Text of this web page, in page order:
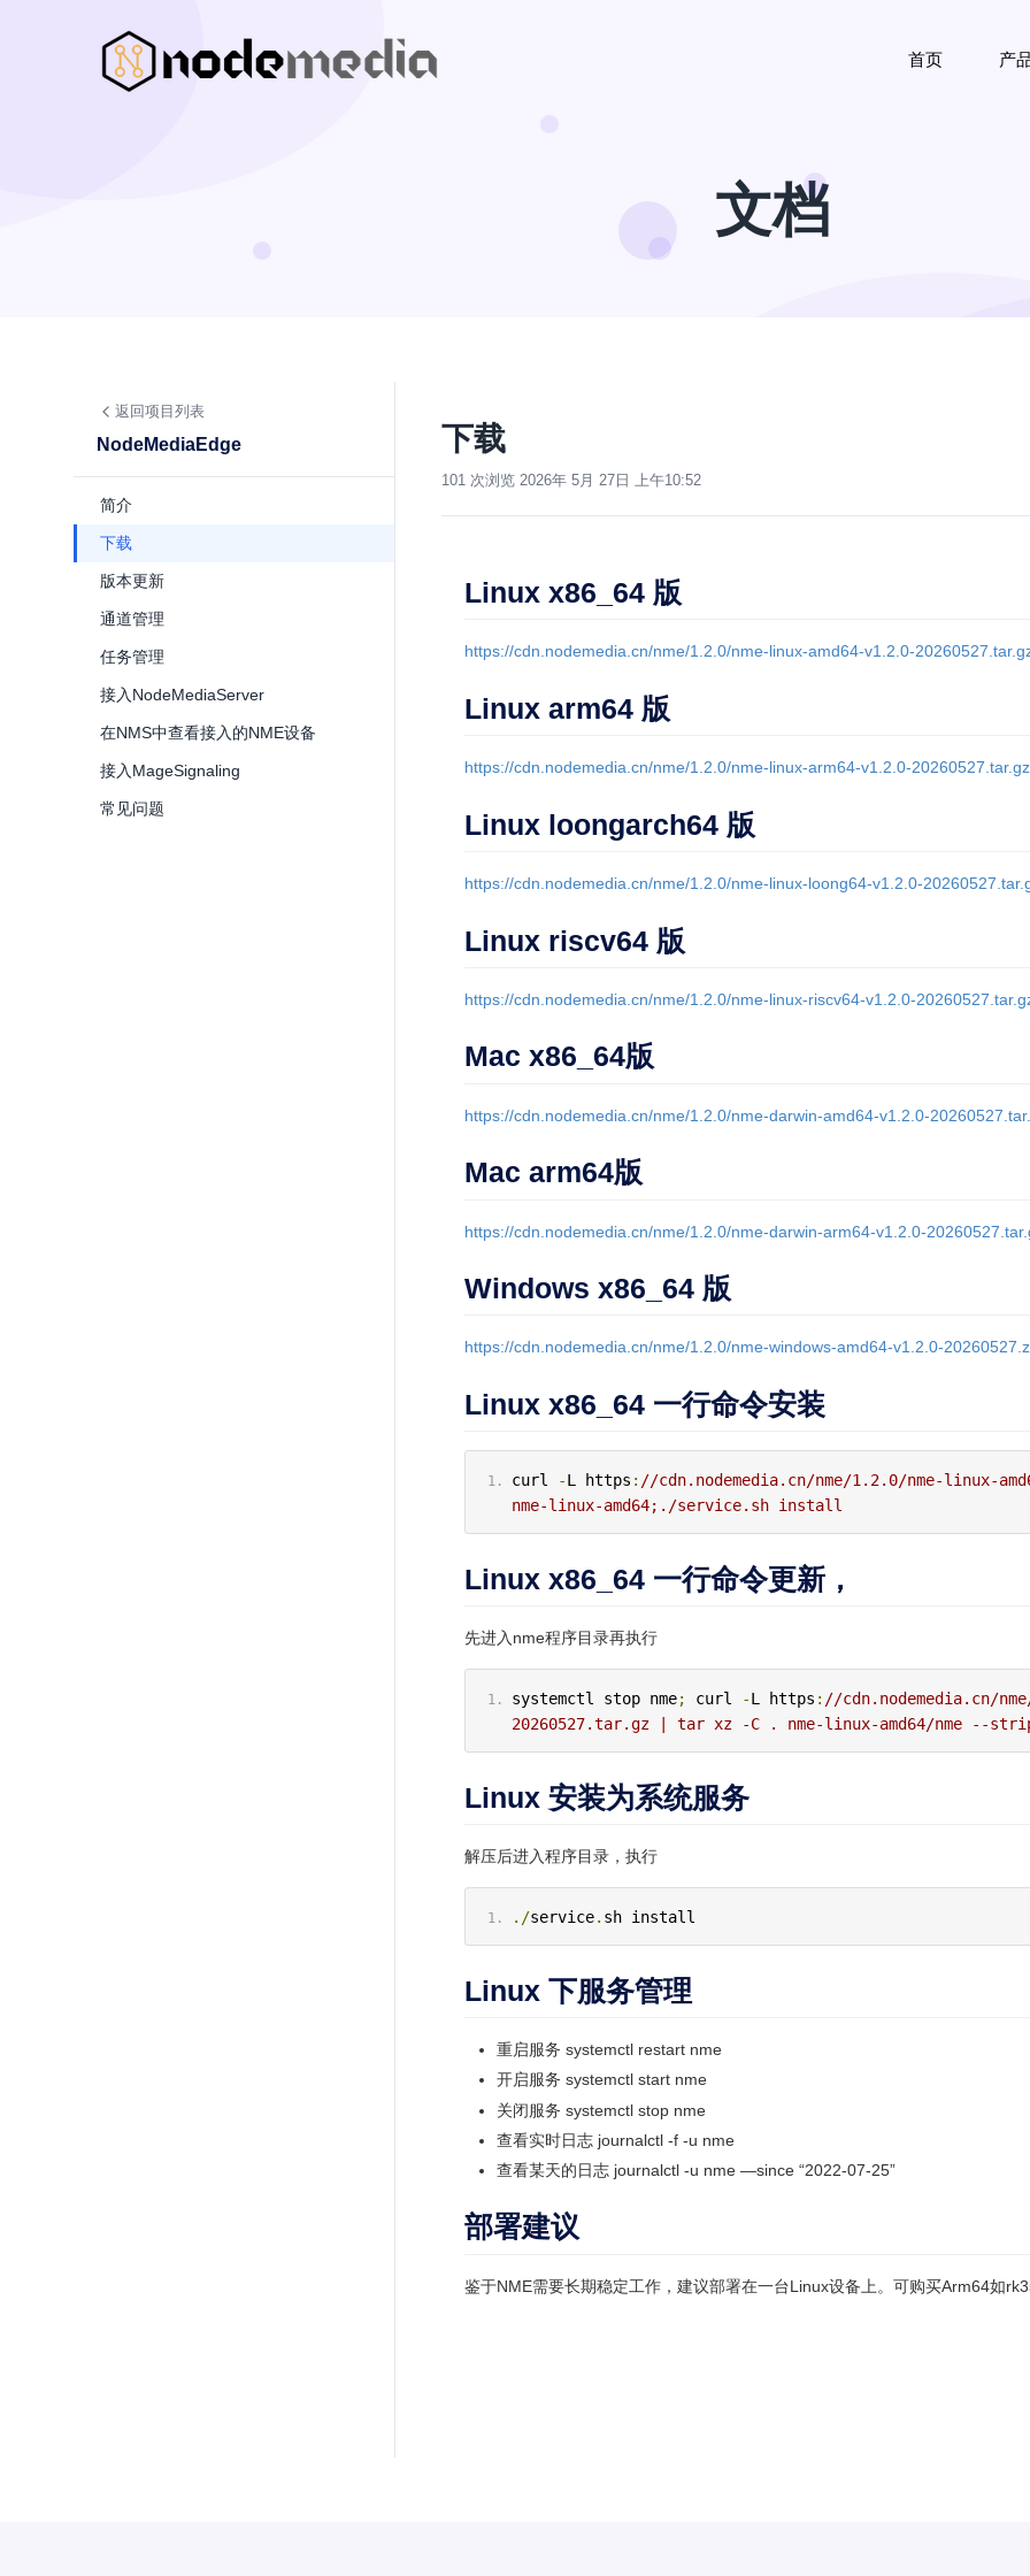
首页 产
文档
返回项目列表
NodeMediaEdge
简介
下载
版本更新
通道管理
任务管理
接入NodeMediaServer
在NMS中查看接入的NME设备
接入MageSignaling
常见问题
下载
101 次浏览 2026年 5月 27日 上午10:52
Linux x86_64 版
https://cdn.nodemedia.cn/nme/1.2.0/nme-linux-amd64-v1.2.0-
Linux arm64 版
https://cdn.nodemedia.cn/nme/1.2.0/nme-linux-arm64-v1.2.0-20260527.tar.gz
Linux loongarch64 版
https://cdn.nodemedia.cn/nme/1.2.0/nme-linux-loong64-v1.2.0-
Linux riscv64 版
https://cdn.nodemedia.cn/nme/1.2.0/nme-linux-riscv64-v1.2.0-
Mac x86_64版
https://cdn.nodemedia.cn/nme/1.2.0/nme-darwin-amd64-v1.2.0-
Mac arm64版
https://cdn.nodemedia.cn/nme/1.2.0/nme-darwin-arm64-v1.2.0-
Windows x86_64 版
https://cdn.nodemedia.cn/nme/1.2.0/nme-windows-amd64-v1.2.0-
Linux x86_64 一行命令安装
curl -L https : //cdn.nodemedia.cn/nme/1.2.0/nme-linux-
nme-linux-amd64;./service.sh install
Linux x86_64 一行命令更新，
先进入nme程序目录再执行
systemctl stop nme; curl -L https : //cdn.nodemedia.cn/
20260527.tar.gz | tar xz -C . nme-linux-amd64/nme --
Linux 安装为系统服务
解压后进入程序目录，执行
./service. sh install
Linux 下服务管理
重启服务 systemctl restart nme
开启服务 systemctl start nme
关闭服务 systemctl stop nme
查看实时日志 journalctl -f -u nme
查看某天的日志 journalctl -u nme —since “2022-07-25”
部署建议
鉴于NME需要长期稳定工作，建议部署在一台Linux设备上。可购买Arm64如